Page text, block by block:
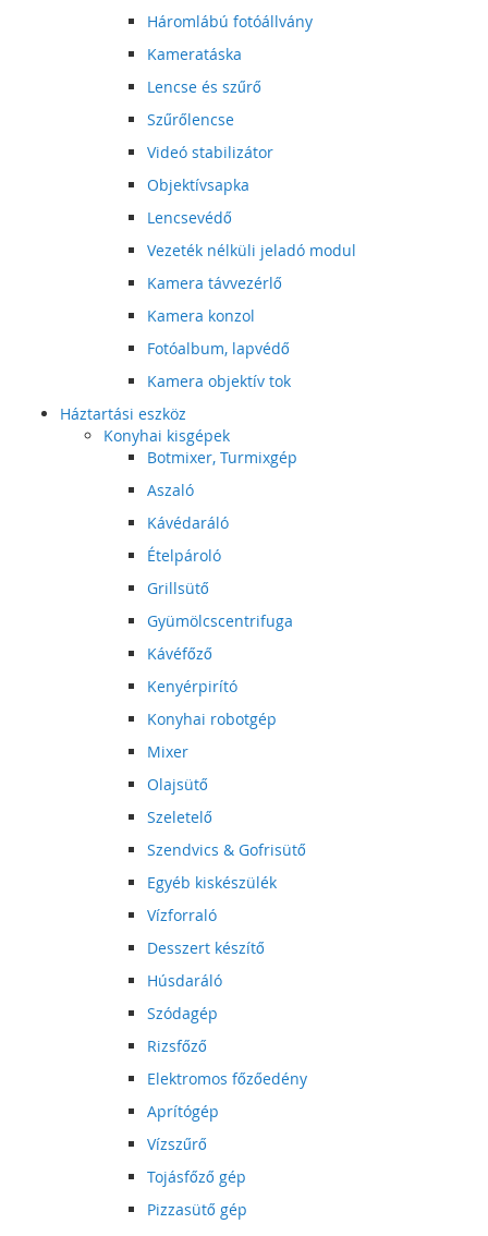
Háromlábú fotóállvány
Kameratáska
Lencse és szűrő
Szűrőlencse
Videó stabilizátor
Objektívsapka
Lencsevédő
Vezeték nélküli jeladó modul
Kamera távvezérlő
Kamera konzol
Fotóalbum, lapvédő
Kamera objektív tok
Háztartási eszköz
Konyhai kisgépek
Botmixer, Turmixgép
Aszaló
Kávédaráló
Ételpároló
Grillsütő
Gyümölcscentrifuga
Kávéfőző
Kenyérpirító
Konyhai robotgép
Mixer
Olajsütő
Szeletelő
Szendvics & Gofrisütő
Egyéb kiskészülék
Vízforraló
Desszert készítő
Húsdaráló
Szódagép
Rizsfőző
Elektromos főzőedény
Aprítógép
Vízszűrő
Tojásfőző gép
Pizzasütő gép